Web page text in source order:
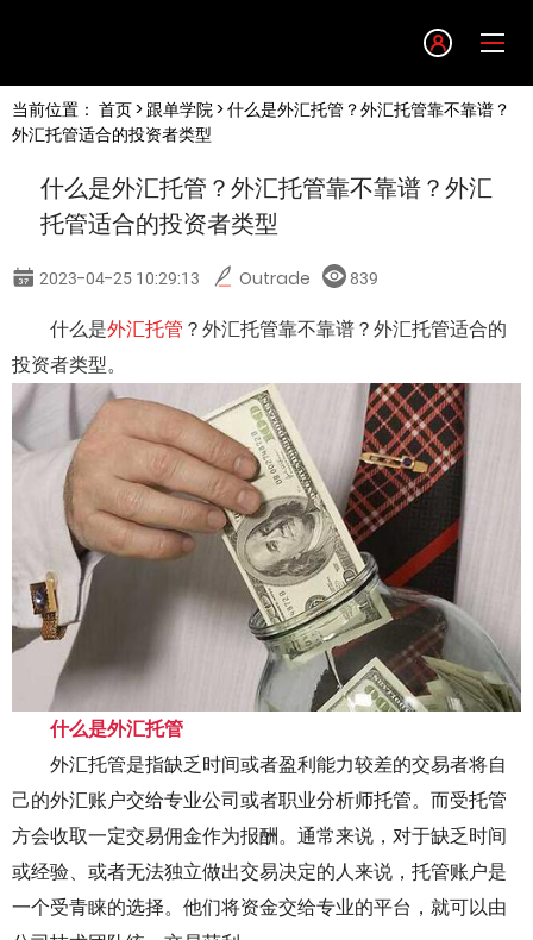
English
简体中文
한글
日本語
Tiếng việt
ไทย
当前位置： 首页> 跟单学院> 什么是外汇托管？外汇托管靠不靠谱？
外汇托管适合的投资者类型
什么是外汇托管？外汇托管靠不靠谱？外汇
托管适合的投资者类型
2023-04-25 10:29:13 Outrade 839
什么是外汇托管 ？外汇托管靠不靠谱？外汇托管适合的
投资者类型。
什么是外汇托管
外汇托管是指缺乏时间或者盈利能力较差的交易者将自
己的外汇账户交给专业公司或者职业分析师托管。而受托管
方会收取一定交易佣金作为报酬。通常来说，对于缺乏时间
或经验、或者无法独立做出交易决定的人来说，托管账户是
一个受青睐的选择。他们将资金交给专业的平台，就可以由